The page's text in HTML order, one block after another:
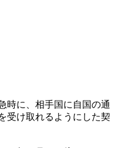
時に、相手国に自国の通
受け取れるようにした契